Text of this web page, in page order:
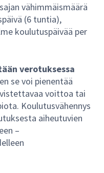
vähimmäismäärä
(6 tuntia),
koulutuspäivää per
verotuksessa
se voi pienentää
voittoa tai
Koulutusvähennys
aiheutuvien
–